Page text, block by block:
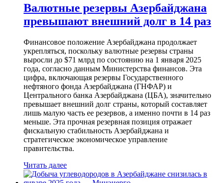
Валютные резервы Азербайджана
превышают внешний долг в 14 раз
Финансовое положение Азербайджана продолжает
укрепляться, поскольку валютные резервы страны
выросли до $71 млрд по состоянию на 1 января 2025
года, согласно данным Министерства финансов. Эта
цифра, включающая резервы Государственного
нефтяного фонда Азербайджана (ГНФАР) и
Центрального банка Азербайджана (ЦБА), значительно
превышает внешний долг страны, который составляет
лишь малую часть ее резервов, а именно почти в 14 раз
меньше. Эта прочная резервная позиция отражает
фискальную стабильность Азербайджана и
стратегическое экономическое управление
правительства.
Читать далее